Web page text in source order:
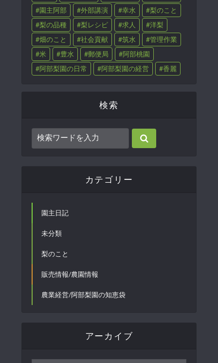
園主阿部
外部講演 幸水
梨のこと
梨の品種
梨レシピ 求人
洋梨
畑のこと
社会貢献 筑水
管理作業
米
豊水 郵便局
阿部桃園
阿部梨園の日常
阿部梨園の経営 香麗
検索
カテゴリー
園主日記
未分類
梨のこと
販売情報/農園情報
農業経営/阿部梨園の知恵袋
アーカイブ